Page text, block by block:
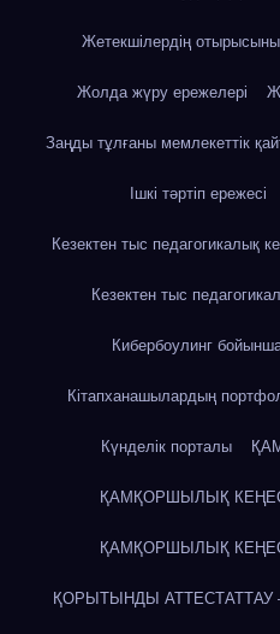
Жетекшілердің
Жолда жүру ережелері
Заңды тұлғаны мемлекеттік
Ішкі тәртіп ережесі
Кезектен тыс педагогикалық
Кезектен тыс
Кибербоулинг
Кітапханашылардың
Күнделік порталы
ҚАМҚОРШЫЛЫҚ КЕҢЕС
ҚАМҚОРШЫЛЫҚ КЕҢЕС
ҚОРЫТЫНДЫ АТТЕСТАТТАУ